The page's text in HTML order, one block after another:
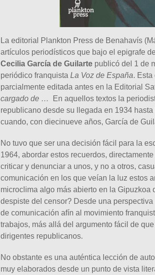
La editorial Plankton Press de Benahavís
artículos periodísticos que bajo el epigrafe
Cecilia García de Guilarte publicó del 1 de
periódico franquista La Voz de España.
parcialmente editada antes en la Editorial
cargado de …
En aquellos textos la
republicano desde su llegada en 1934
cuando, con diecinueve años, García de
No tuvo que ser una decisión fácil para la
1964, abordar estos recuerdos,
criticar y denunciar a unos, y no a otros,
comunicación en los que veían la luz estos
microclima algo más abierto en la
despiste del censor? Desde una
de comunicación afín al movimiento
trabajos, más allá del argumento fácil de
dirigentes republicanos.
No obstante es una auténtica lección de
muy elaborados desde un punto de vista